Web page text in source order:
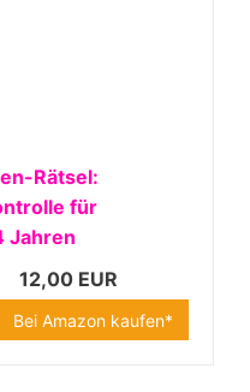
Rätsel:
für
Jahren
12,00 EUR
Bei Amazon kaufen*